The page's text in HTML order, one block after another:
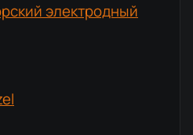
электродный